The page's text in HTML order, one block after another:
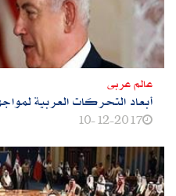
عالم عربى
أبعاد التحركات العربية
10-12-2017